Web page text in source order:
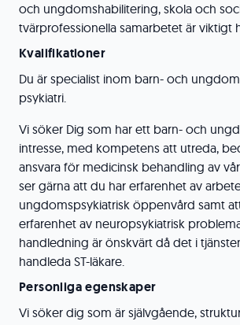
och ungdomshabilitering, skola och
tvärprofessionella samarbetet är viktigt
Kvalifikationer
Du är specialist inom barn- och
psykiatri.
Vi söker Dig som har ett barn- och
intresse, med kompetens att utreda,
ansvara för medicinsk behandling av
ser gärna att du har erfarenhet av
ungdomspsykiatrisk öppenvård samt
erfarenhet av neuropsykiatrisk
handledning är önskvärt då det i
handleda ST-läkare.
Personliga egenskaper
Vi söker dig som är självgående,